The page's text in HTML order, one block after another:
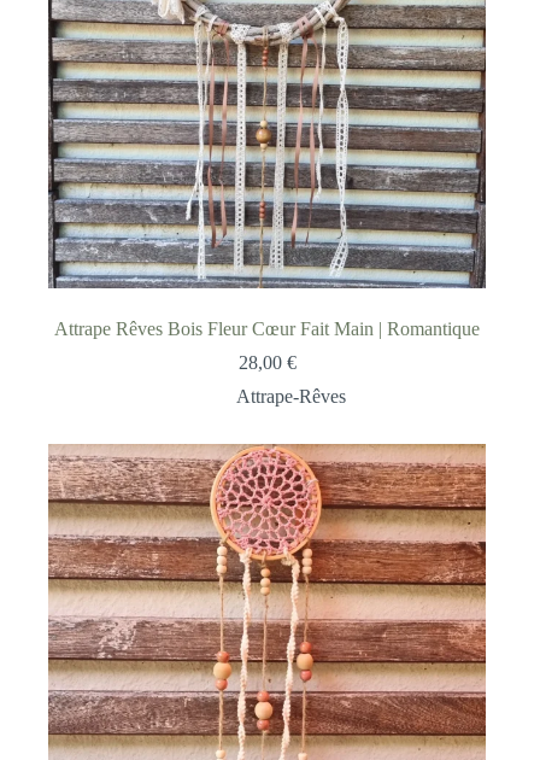
Attrape Rêves Bois Fleur Cœur Fait Main | Romantique
28,00 €
Attrape-Rêves